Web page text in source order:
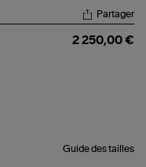
Partager
2 250,00 €
Guide des tailles